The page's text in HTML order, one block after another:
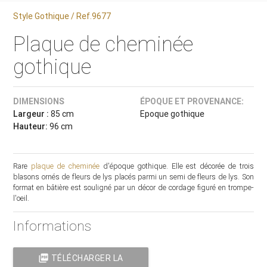
Style Gothique / Ref.9677
Plaque de cheminée
gothique
DIMENSIONS
Largeur : 85 cm
Hauteur: 96 cm
ÉPOQUE ET PROVENANCE:
Epoque gothique
Rare plaque de cheminéed'époque gothique. Elle est décorée de trois
blasons ornés de fleurs de lys placés parmi un semi de fleurs de lys. Son
format en bâtière est souligné par un décor de cordage figuré en trompe-
l'oeil.
Informations
picture_as_pdf TÉLÉCHARGER LA